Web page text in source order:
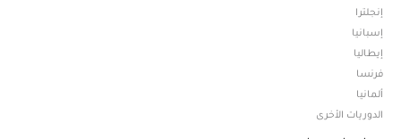
إنجلترا
إسبانيا
إيطاليا
فرنسا
ألمانيا
الدوريات الأخرى